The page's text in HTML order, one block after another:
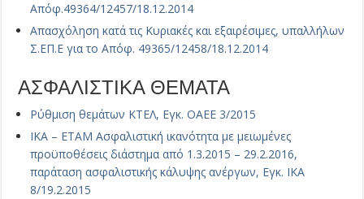
Απόφ.49364/12457/18.12.2014
Απασχόληση κατά τις Κυριακές και εξαιρέσιμες, υπαλλήλων
Σ.ΕΠ.Ε για το Απόφ. 49365/12458/18.12.2014
ΑΣΦΑΛΙΣΤΙΚΑ ΘΕΜΑΤΑ
Ρύθμιση θεμάτων ΚΤΕΛ, Εγκ. ΟΑΕΕ 3/2015
ΙΚΑ – ΕΤΑΜ Ασφαλιστική ικανότητα με μειωμένες
προϋποθέσεις διάστημα από 1.3.2015 – 29.2.2016,
παράταση ασφαλιστικής κάλυψης ανέργων, Εγκ. ΙΚΑ
8/19.2.2015